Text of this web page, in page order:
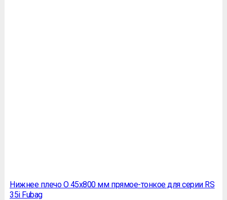
Нижнее плечо O 45х800 мм прямое-тонкое для серии RS
35i Fubag